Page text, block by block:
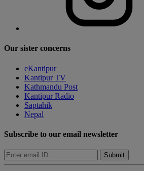
Our sister concerns
eKantipur
Kantipur TV
Kathmandu Post
Kantipur Radio
Saptahik
Nepal
Subscribe to our email newsletter
Submit